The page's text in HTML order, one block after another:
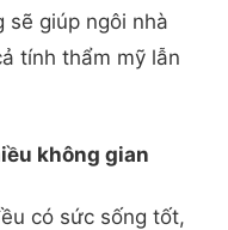
sẽ giúp ngôi nhà
tính thẩm mỹ lẫn
không gian
có sức sống tốt,